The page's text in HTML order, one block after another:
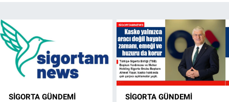
SIGORTA GÜNDEMI SIGORTA GÜNDEMI